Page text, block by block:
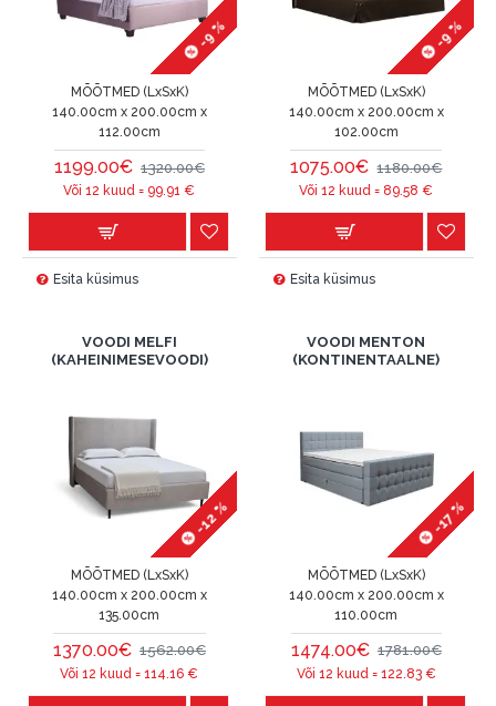
-9 %
MÕÕTMED (LxSxK)
140.00cm x 200.00cm x
112.00cm
1199.00€ 1320.00€
Või 12 kuud = 99.91 €
Esita küsimus
-9 %
MÕÕTMED (LxSxK)
140.00cm x 200.00cm x
102.00cm
1075.00€ 1180.00€
Või 12 kuud = 89.58 €
Esita küsimus
VOODI MELFI
(KAHEINIMESEVOODI)
-12 %
MÕÕTMED (LxSxK)
140.00cm x 200.00cm x
135.00cm
1370.00€ 1562.00€
Või 12 kuud =114.16 €
VOODI MENTON
(KONTINENTAALNE)
-17 %
MÕÕTMED (LxSxK)
140.00cm x 200.00cm x
110.00cm
1474.00€ 1781.00€
Või 12 kuud = 122.83€